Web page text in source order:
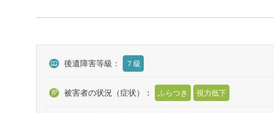
後遺障害等級： ７級
被害者の状況（症状）： ふらつき 視力低下